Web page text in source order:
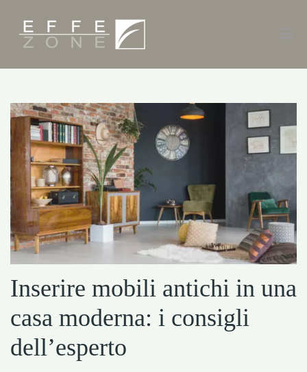
Inserire mobili antichi in una
casa moderna: i consigli
dell’esperto